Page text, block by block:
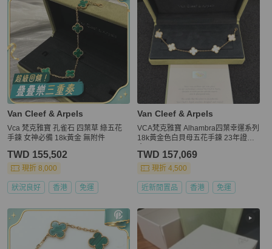
Van Cleef & Arpels
Vca 梵克雅寶 孔雀石 四葉草 綠五花
手鍊 女神必備 18k黃金 無附件
TWD 155,502
現折 8,000
狀況良好 香港 免運
Van Cleef & Arpels
VCA梵克雅寶 Alhambra四葉幸運系列
18k黃金色白貝母五花手鍊 23年證書
TWD 157,069
現折 4,500
近新閒置品 香港 免運